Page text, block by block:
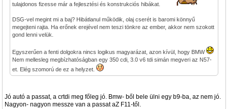
tulajdonos fizesse már a fejlesztési és konstrukciós hibákat.
DSG-vel megint mi a baj? Hibátlanul működik, olaj cserét is baromi könnyű
megejteni rajta. Ha erőnek erejével nem teszi tönkre az ember, akkor nem szokott
gond lenni velük.
Egyszerűen a fenti dolgokra nincs logikus magyarázat, azon kívül, hogy BMW
Nem mellesleg megbízhatóságban egy 350 cdi, 3.0 v6 tdi simán megveri az N57-
et. Elég szomorú de ez a helyzet.
Jó autó a passat, a crtdi meg főleg jó. Bmw- ből bele ülni egy b9-ba, az nem jó.
Nagyon- nagyon messze van a passat aZ F11-től.